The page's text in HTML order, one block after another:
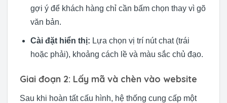
gợi ý để khách hàng chỉ cần bấm chọn thay vì gõ
văn bản.
Cài đặt hiển thị: Lựa chọn vị trí nút chat (trái
hoặc phải), khoảng cách lề và màu sắc chủ đạo.
Giai đoạn 2: Lấy mã và chèn vào website
Sau khi hoàn tất cấu hình, hệ thống cung cấp một